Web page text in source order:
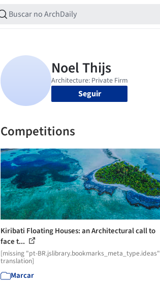
Seguir
Competitions
Kiribati Floating Houses: an Architectural call to
face t...
[missing "pt-BR.jslibrary.bookmarks_meta_type.ideas"
translation]
Marcar